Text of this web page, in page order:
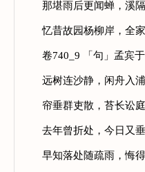
那堪雨后更闻蝉，溪隔
忆昔故园杨柳岸，全家
卷740_9 「句」孟宾于
远树连沙静，闲舟入浦
帘垂群吏散，苔长讼庭
去年曾折处，今日又垂
早知落处随疏雨，悔得